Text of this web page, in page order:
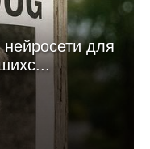
для